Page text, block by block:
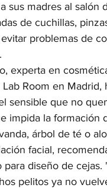
sus madres al salón
de cuchillas,
problemas de
experta en
Room en
sensible que no
impida la formación
árbol de té o
facial,
para diseño de
pelitos ya no